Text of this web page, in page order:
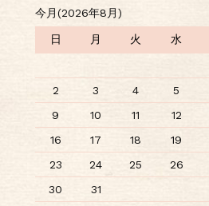
今月(2026年8月)
日 月 火 水
2
3 4 5
9
10 11 12
16
17 18 19
23
24 25 26
30
31